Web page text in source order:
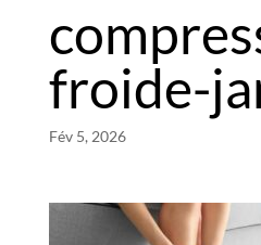
froide-
Fév 5, 2026